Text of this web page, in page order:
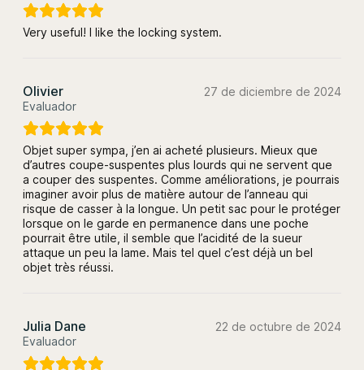
Very useful! I like the locking system.
Olivier
Evaluador
27 de diciembre de 2024
Objet super sympa, j’en ai acheté plusieurs. Mieux que
d’autres coupe-suspentes plus lourds qui ne servent que
a couper des suspentes. Comme améliorations, je pourrais
imaginer avoir plus de matière autour de l’anneau qui
risque de casser à la longue. Un petit sac pour le protéger
lorsque on le garde en permanence dans une poche
pourrait être utile, il semble que l’acidité de la sueur
attaque un peu la lame. Mais tel quel c’est déjà un bel
objet très réussi.
Julia Dane
Evaluador
22 de octubre de 2024